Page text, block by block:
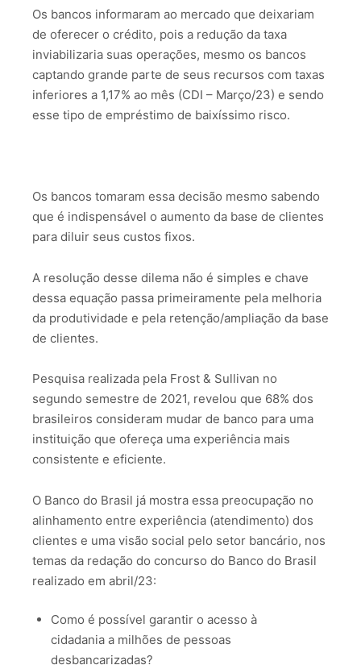
Os bancos informaram ao mercado que deixariam
de oferecer o crédito, pois a redução da taxa
inviabilizaria suas operações, mesmo os bancos
captando grande parte de seus recursos com taxas
inferiores a 1,17% ao mês (CDI – Março/23) e sendo
esse tipo de empréstimo de baixíssimo risco.
Os bancos tomaram essa decisão mesmo sabendo
que é indispensável o aumento da base de clientes
para diluir seus custos fixos.
A resolução desse dilema não é simples e chave
dessa equação passa primeiramente pela melhoria
da produtividade e pela retenção/ampliação da base
de clientes.
Pesquisa realizada pela Frost & Sullivan no
segundo semestre de 2021, revelou que 68% dos
brasileiros consideram mudar de banco para uma
instituição que ofereça uma experiência mais
consistente e eficiente.
O Banco do Brasil já mostra essa preocupação no
alinhamento entre experiência (atendimento) dos
clientes e uma visão social pelo setor bancário, nos
temas da redação do concurso do Banco do Brasil
realizado em abril/23:
Como é possível garantir o acesso à
cidadania a milhões de pessoas
desbancarizadas?